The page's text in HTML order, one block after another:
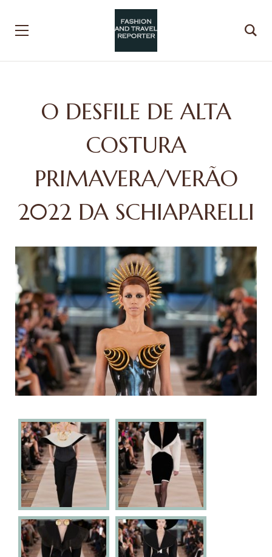
O DESFILE DE ALTA
COSTURA
PRIMAVERA/VERÃO
2022 DA SCHIAPARELLI